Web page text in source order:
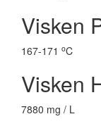
Visken
167-171 oC
Visken
7880 mg / L